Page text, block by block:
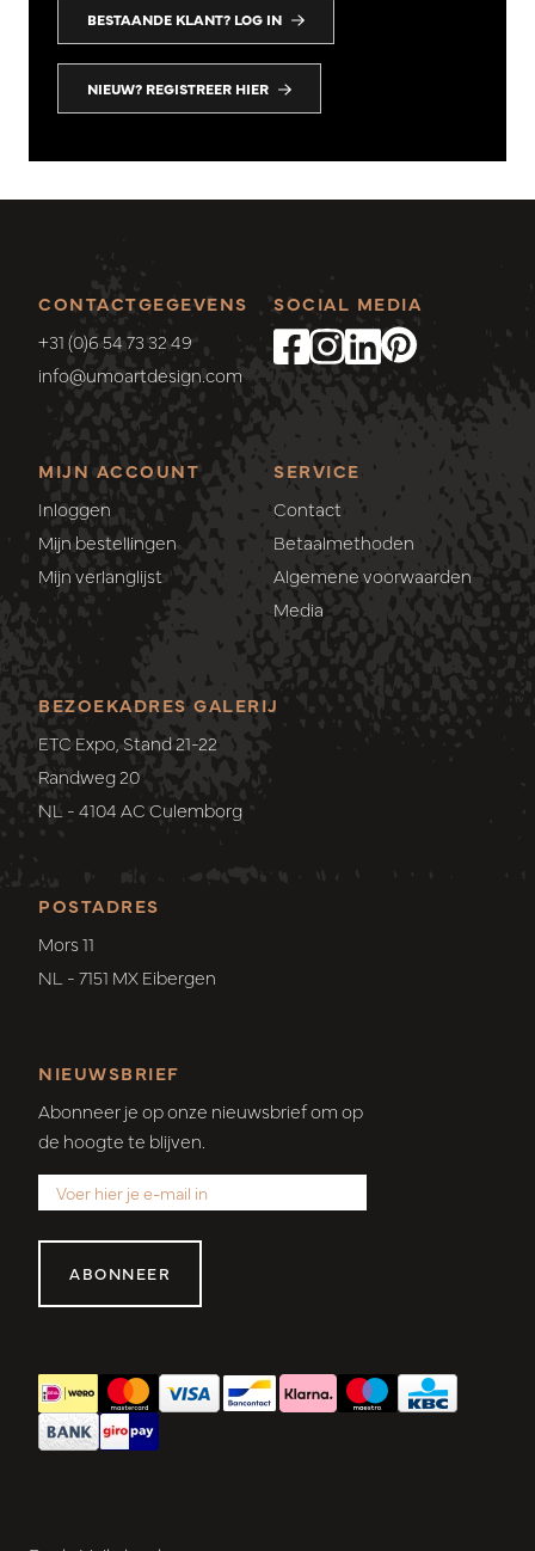
BESTAANDE KLANT? LOG IN
NIEUW? REGISTREER HIER
CONTACTGEGEVENS
+31 (0)6 54 73 32 49
info@umoartdesign.com
MIJN ACCOUNT
Inloggen
Mijn bestellingen
Mijn verlanglijst
SERVICE
Contact
Betaalmethoden
Algemene voorwaarden
Media
SOCIAL MEDIA
POSTADRES
Mors 11
NL - 7151 MX Eibergen
BEZOEKADRES GALERIJ
ETC Expo, Stand 21-22
Randweg 20
NL - 4104 AC Culemborg
NIEUWSBRIEF
Abonneer je op onze nieuwsbrief om op
de hoogte te blijven.
ABONNEER